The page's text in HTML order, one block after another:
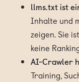
llms.txt ist
Inhalte und
zeigen. Sie
keine
AI-Crawler
Training,